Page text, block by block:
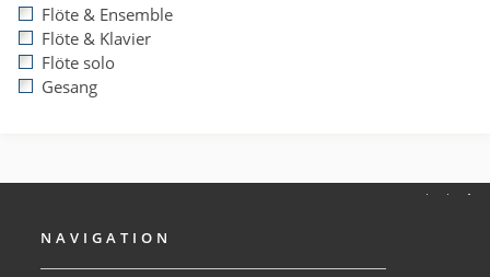
Flöte & Ensemble
Flöte & Klavier
Flöte solo
Gesang
NAVIGATION